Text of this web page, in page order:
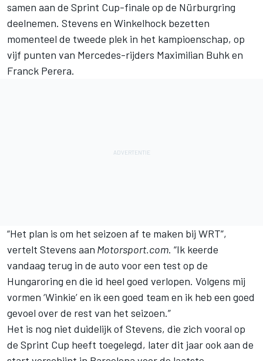
samen aan de Sprint Cup-finale op de Nürburgring
deelnemen. Stevens en Winkelhock bezetten
momenteel de tweede plek in het kampioenschap, op
vijf punten van Mercedes-rijders Maximilian Buhk en
Franck Perera.
“Het plan is om het seizoen af te maken bij WRT”,
vertelt Stevens aan Motorsport.com. “Ik keerde
vandaag terug in de auto voor een test op de
Hungaroring en die id heel goed verlopen. Volgens mij
vormen ‘Winkie’ en ik een goed team en ik heb een goed
gevoel over de rest van het seizoen.”
Het is nog niet duidelijk of Stevens, die zich vooral op
de Sprint Cup heeft toegelegd, later dit jaar ook aan de